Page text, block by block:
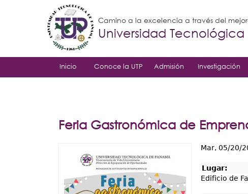
Camino a la excelencia a través del
Universidad
Inicio Conoce la UTP Admisión Investigación
Feria Gastronómica de
Mar, 05/20/
Lugar:
Edificio de